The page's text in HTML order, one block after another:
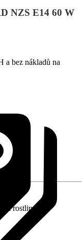
NZS E14 60 W
bez nákladů na
rostlin